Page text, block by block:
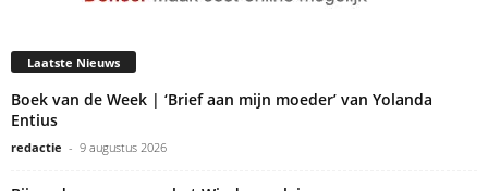
Laatste Nieuws
Boek van de Week | ‘Brief aan mijn moeder’ van Yolanda
Entius
redactie - 9 augustus 2026